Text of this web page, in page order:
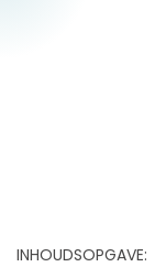
INHOUDSOPGAVE: